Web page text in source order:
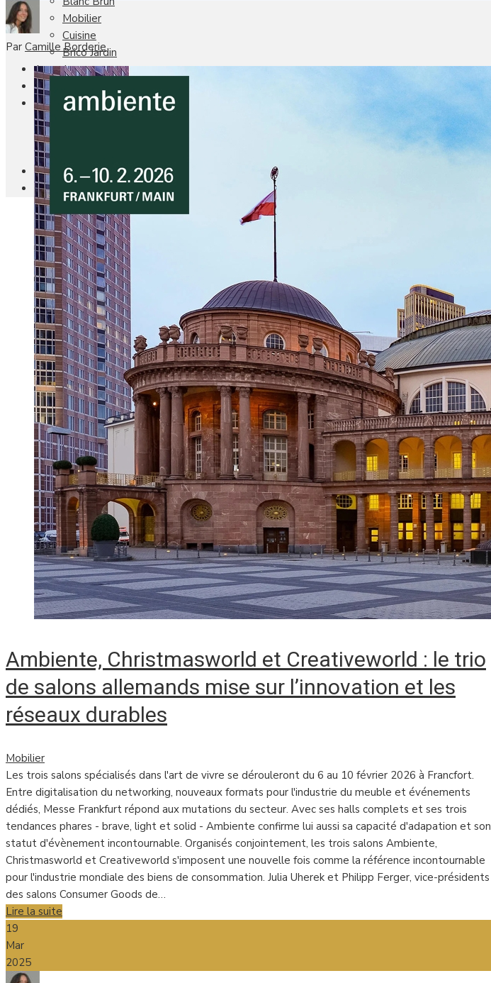
Mobilier
Cuisine
Brico Jardin
Agenda
Newsletter
Nos autres titres
Qui sommes-nous
Contact
Par Camille Borderie
Ambiente, Christmasworld et Creativeworld : le trio
de salons allemands mise sur l’innovation et les
réseaux durables
Mobilier
Les trois salons spécialisés dans l'art de vivre se dérouleront du 6 au 10 février 2026 à Francfort.
Entre digitalisation du networking, nouveaux formats pour l'industrie du meuble et événements
dédiés, Messe Frankfurt répond aux mutations du secteur. Avec ses halls complets et ses trois
tendances phares - brave, light et solid - Ambiente confirme lui aussi sa capacité d'adapation et son
statut d'évènement incontournable. Organisés conjointement, les trois salons Ambiente,
Christmasworld et Creativeworld s'imposent une nouvelle fois comme la référence incontournable
pour l'industrie mondiale des biens de consommation. Julia Uherek et Philipp Ferger, vice-présidents
des salons Consumer Goods de…
Lire la suite
19
Mar
2025